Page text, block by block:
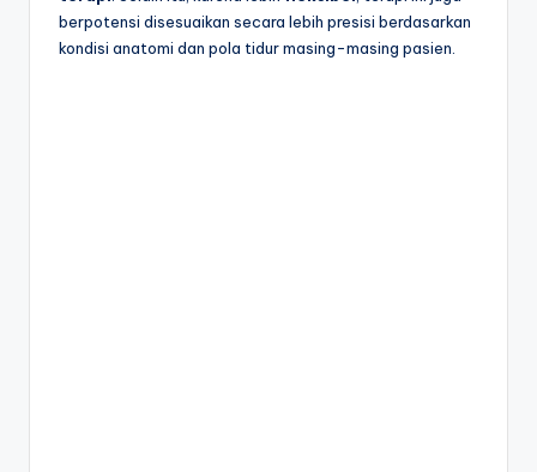
berpotensi disesuaikan secara lebih presisi berdasarkan
kondisi anatomi dan pola tidur masing-masing pasien.